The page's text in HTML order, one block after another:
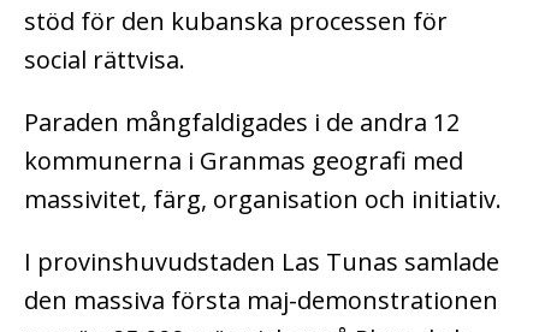
stöd för den kubanska processen för
social rättvisa.
Paraden mångfaldigades i de andra 12
kommunerna i Granmas geografi med
massivitet, färg, organisation och initiativ.
I provinshuvudstaden Las Tunas samlade
den massiva första maj-demonstrationen